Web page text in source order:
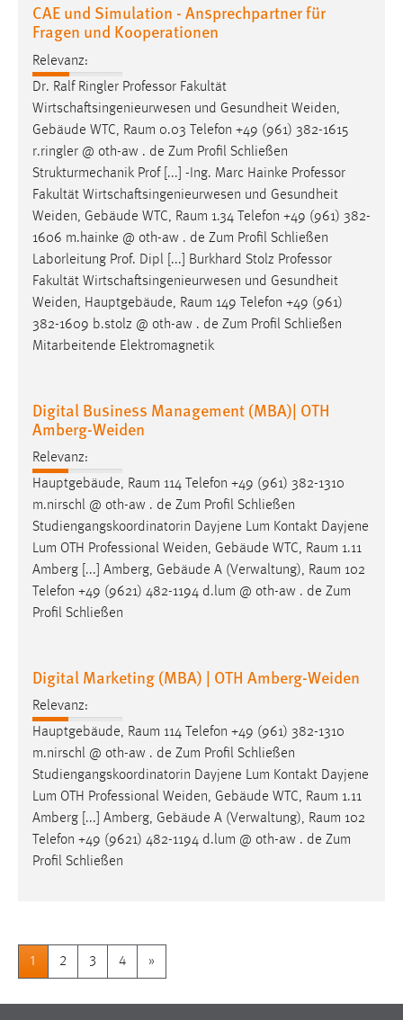
CAE und Simulation - Ansprechpartner für
Fragen und Kooperationen
Relevanz:
Dr. Ralf Ringler Professor Fakultät
Wirtschaftsingenieurwesen und Gesundheit Weiden,
Gebäude WTC, Raum 0.03 Telefon +49 (961) 382-1615
r.ringler @ oth-aw . de Zum Profil Schließen
Strukturmechanik Prof [...] -Ing. Marc Hainke Professor
Fakultät Wirtschaftsingenieurwesen und Gesundheit
Weiden, Gebäude WTC, Raum 1.34 Telefon +49 (961) 382-
1606 m.hainke @ oth-aw . de Zum Profil Schließen
Laborleitung Prof. Dipl [...] Burkhard Stolz Professor
Fakultät Wirtschaftsingenieurwesen und Gesundheit
Weiden, Hauptgebäude, Raum 149 Telefon +49 (961)
382-1609 b.stolz @ oth-aw . de Zum Profil Schließen
Mitarbeitende Elektromagnetik
Digital Business Management (MBA)| OTH
Amberg-Weiden
Relevanz:
Hauptgebäude, Raum 114 Telefon +49 (961) 382-1310
m.nirschl @ oth-aw . de Zum Profil Schließen
Studiengangskoordinatorin Dayjene Lum Kontakt Dayjene
Lum OTH Professional Weiden, Gebäude WTC, Raum 1.11
Amberg [...] Amberg, Gebäude A (Verwaltung), Raum 102
Telefon +49 (9621) 482-1194 d.lum @ oth-aw . de Zum
Profil Schließen
Digital Marketing (MBA) | OTH Amberg-Weiden
Relevanz:
Hauptgebäude, Raum 114 Telefon +49 (961) 382-1310
m.nirschl @ oth-aw . de Zum Profil Schließen
Studiengangskoordinatorin Dayjene Lum Kontakt Dayjene
Lum OTH Professional Weiden, Gebäude WTC, Raum 1.11
Amberg [...] Amberg, Gebäude A (Verwaltung), Raum 102
Telefon +49 (9621) 482-1194 d.lum @ oth-aw . de Zum
Profil Schließen
1 2 3 4 »